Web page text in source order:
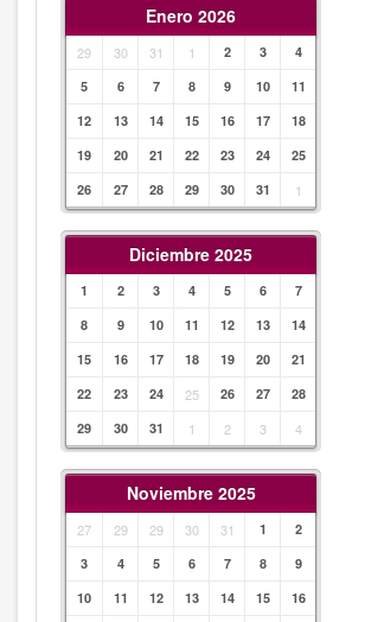
Enero 2026
29 30 31 1 2 3
4
5
6 7 8 9 10
11
12
13 14 15 16 17
18
19
20 21 22 23 24
25
26
27 28 29 30 31 1
Diciembre 2025
1 2 3 4 5 6
7
8
9 10 11 12 13
14
15
16 17 18 19 20
21
22
23 24 25 26 27
28
29
30 31 1 2 3 4
Noviembre 2025
27 29 29 30 31 1
2
3
4 5 6 7 8
9
10
11 12 13 14 15
16